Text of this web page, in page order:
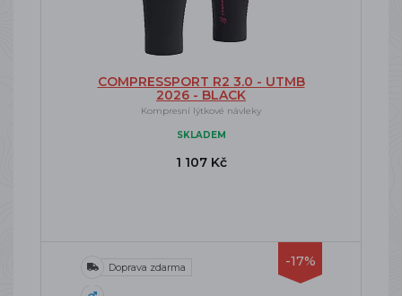
COMPRESSPORT R2 3.0 - UTMB
2026 - BLACK
Kompresní lýtkové návleky
SKLADEM
1 107 Kč
-17%
Doprava zdarma